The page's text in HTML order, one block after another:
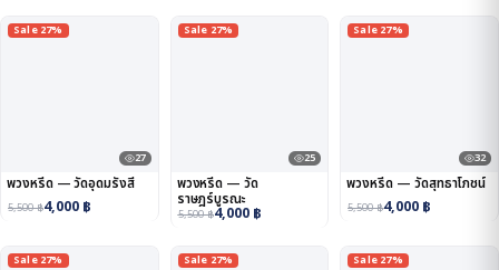
Sale 27%
27
พวงหรีด — วัดอุดมรังสี
5,500฿4,000 ฿
Sale 27%
25
พวงหรีด — วัด
ราษฎร์บูรณะ
5,500฿4,000 ฿
Sale 27%
32
พวงหรีด — วัดสุทธาโภชน์
5,500฿4,000 ฿
Sale 27% Sale 27% Sale 27%